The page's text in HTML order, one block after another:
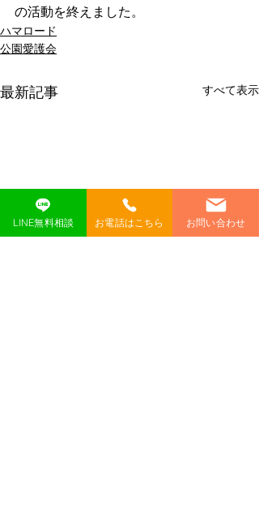
の活動を終えました。
ハマロード
公園愛護会
最新記事 すべて表示
LINE無料相談 お電話はこちら お問い合わせ